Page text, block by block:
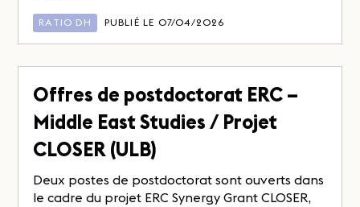
RATIO DH PUBLIÉ LE 07/04/2026
Offres de postdoctorat ERC –
Middle East Studies / Projet
CLOSER (ULB)
Deux postes de postdoctorat sont ouverts dans
le cadre du projet ERC Synergy Grant CLOSER,